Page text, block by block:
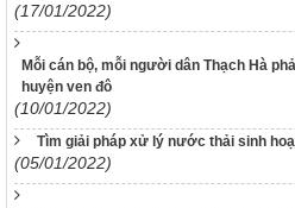
(17/01/2022)
Mỗi cán bộ, mỗi người dân Thạch Hà
huyện ven đô
(10/01/2022)
Tìm giải pháp xử lý nước thải sinh
(05/01/2022)